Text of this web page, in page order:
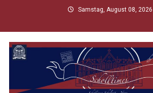
content
Samstag, August 08, 2026